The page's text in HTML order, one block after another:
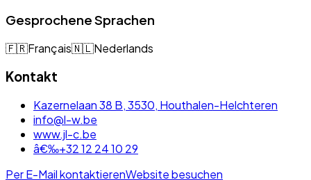
Gesprochene Sprachen
🇫🇷Français🇳🇱Nederlands
Kontakt
Kazernelaan 38 B, 3530, Houthalen-Helchteren
info@l-w.be
www.jl-c.be
â€‰+32 12 24 10 29
Per E-Mail kontaktierenWebsite besuchen